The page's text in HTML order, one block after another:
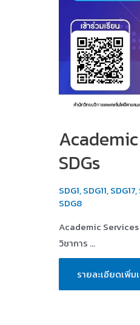
SDGs
SDG1,SDG11,SDG17,
SDG8
Academic Services
วิชาการ …
Academic
Services
for
รายละเอียดเพิ่ม